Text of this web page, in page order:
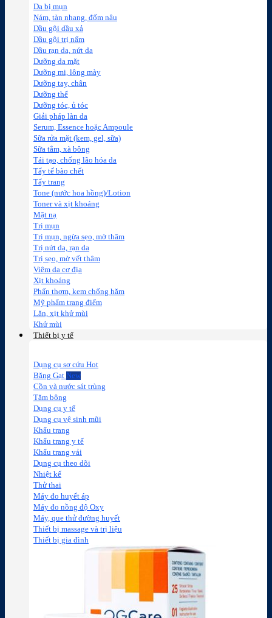
Da bị mụn
Nám, tàn nhang, đốm nâu
Dầu gội dầu xả
Dầu gội trị nấm
Dầu rạn da, nứt da
Dưỡng da mặt
Dưỡng mi, lông mày
Dưỡng tay, chân
Dưỡng thể
Dưỡng tóc, ủ tóc
Giải pháp làn da
Serum, Essence hoặc Ampoule
Sữa rửa mặt (kem, gel, sữa)
Sữa tắm, xà bông
Tái tạo, chống lão hóa da
Tẩy tế bào chết
Tẩy trang
Tone (nước hoa hồng)/Lotion
Toner và xịt khoáng
Mặt nạ
Trị mụn
Trị mụn, ngừa sẹo, mờ thâm
Trị nứt da, rạn da
Trị sẹo, mờ vết thâm
Viêm da cơ địa
Xịt khoáng
Phấn thơm, kem chống hăm
Mỹ phẩm trang điểm
Lăn, xịt khử mùi
Khử mùi
Thiết bị y tế
Dụng cụ sơ cứu
Băng Gạt
Cồn và nước sát trùng
Tăm bông
Dụng cụ y tế
Dụng cụ vệ sinh mũi
Khẩu trang
Khẩu trang y tế
Khẩu trang vải
Dụng cụ theo dõi
Nhiệt kế
Thử thai
Máy đo huyết áp
Máy đo nồng độ Oxy
Máy, que thử đường huyết
Thiết bị massage và trị liệu
Thiết bị gia đình